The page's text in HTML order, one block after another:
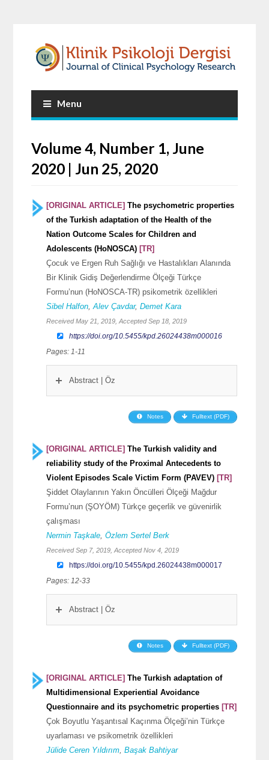
Menu
Volume 4, Number 1, June
2020 | Jun 25, 2020
[ORIGINAL ARTICLE]The psychometric properties
of the Turkish adaptation of the Health of the
Nation Outcome Scales for Children and
Adolescents (HoNOSCA) [TR]
Çocuk ve Ergen Ruh Sağlığı ve Hastalıkları Alanında
Bir Klinik Gidiş Değerlendirme Ölçeği Türkçe
Formu’nun (HoNOSCA-TR) psikometrik özellikleri
Sibel Halfon,Alev Çavdar,Demet Kara
Received May 21, 2019, Accepted Sep 18, 2019
https://doi.org/10.5455/kpd.26024438m000016
Pages: 1-11
Abstract | Öz
Notes Fulltext (PDF)
[ORIGINAL ARTICLE]The Turkish validity and
reliability study of the Proximal Antecedents to
Violent Episodes Scale Victim Form (PAVEV) [TR]
Şiddet Olaylarının Yakın Öncülleri Ölçeği Mağdur
Formu’nun (ŞOYÖM) Türkçe geçerlik ve güvenirlik
çalışması
Nermin Taşkale,Özlem Sertel Berk
Received Sep 7, 2019, Accepted Nov 4, 2019
https://doi.org/10.5455/kpd.26024438m000017
Pages: 12-33
Abstract | Öz
Notes Fulltext (PDF)
[ORIGINAL ARTICLE]The Turkish adaptation of
Multidimensional Experiential Avoidance
Questionnaire and its psychometric properties [TR]
Çok Boyutlu Yaşantısal Kaçınma Ölçeği’nin Türkçe
uyarlaması ve psikometrik özellikleri
Jülide Ceren Yıldırım,Başak Bahtiyar